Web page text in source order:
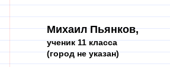
Михаил Пьянков,
ученик 11 класса
(город не указан)